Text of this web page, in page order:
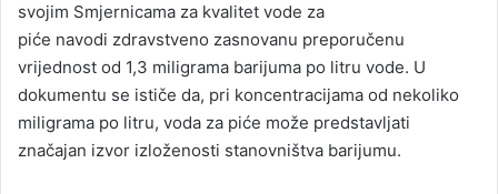
svojim Smjernicama za kvalitet vode za
piće navodi zdravstveno zasnovanu preporučenu
vrijednost od 1,3 miligrama barijuma po litru vode. U
dokumentu se ističe da, pri koncentracijama od nekoliko
miligrama po litru, voda za piće može predstavljati
značajan izvor izloženosti stanovništva barijumu.